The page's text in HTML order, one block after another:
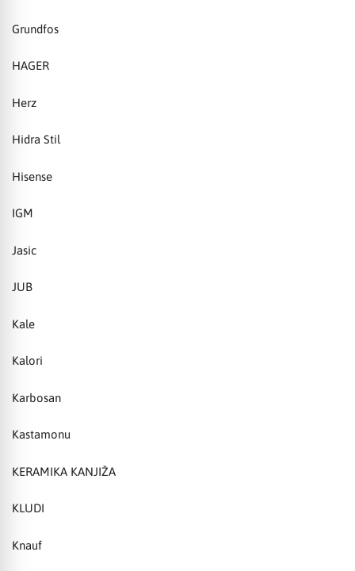
Grundfos
HAGER
Herz
Hidra Stil
Hisense
IGM
Jasic
JUB
Kale
Kalori
Karbosan
Kastamonu
KERAMIKA KANJIŽA
KLUDI
Knauf